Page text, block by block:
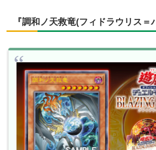
『調和ノ天救竜(フィドラウリス＝